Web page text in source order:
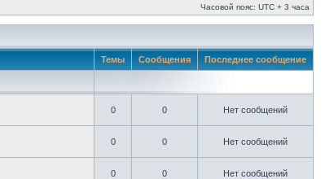
Часовой пояс: UTC + 3 часа
Темы Сообщения Последнее сообщение
0 0 Нет сообщений
0 0 Нет сообщений
0 0 Нет сообщений